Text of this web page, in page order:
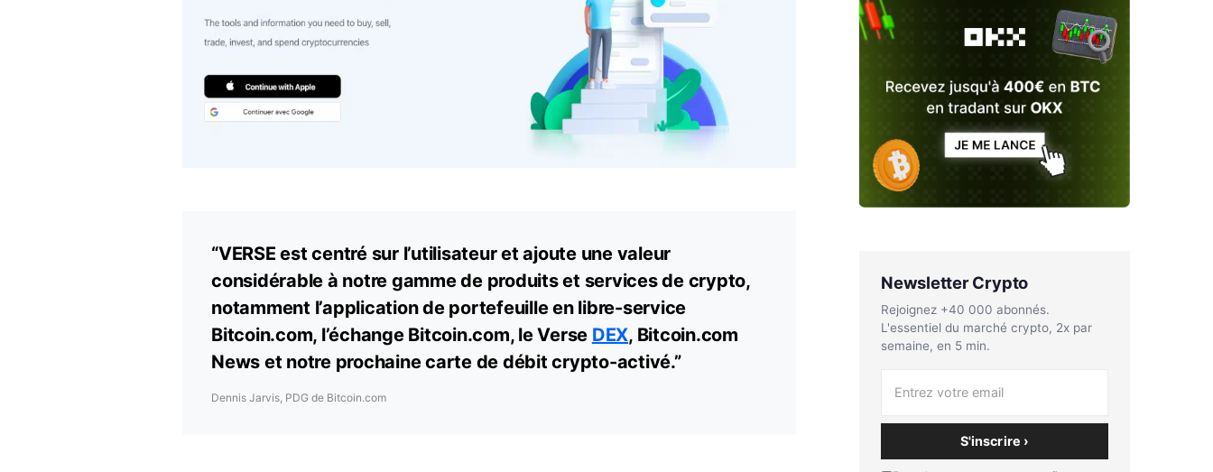
“VERSE est centré sur l’utilisateur et ajoute une valeur
considérable à notre gamme de produits et services de crypto,
notamment l’application de portefeuille en libre-service
Bitcoin.com, l’échange Bitcoin.com, le Verse DEX, Bitcoin.com
News et notre prochaine carte de débit crypto-activé.”
Dennis Jarvis, PDG de Bitcoin.com
Newsletter Crypto
Rejoignez +40 000 abonnés.
L'essentiel du marché crypto, 2x par
semaine, en 5 min.
S'inscrire ›